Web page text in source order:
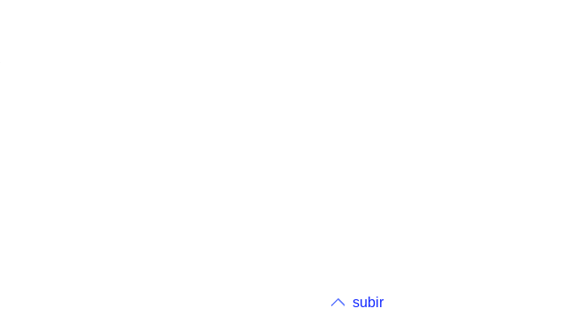
subir